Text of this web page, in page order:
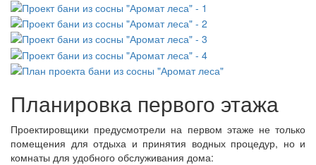
Планировка первого этажа
Проектировщики предусмотрели на первом этаже не только
помещения для отдыха и принятия водных процедур, но и
комнаты для удобного обслуживания дома: